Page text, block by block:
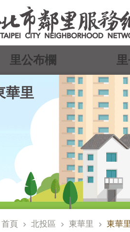
華里
里公布欄
首頁 北投區 東華里 東華